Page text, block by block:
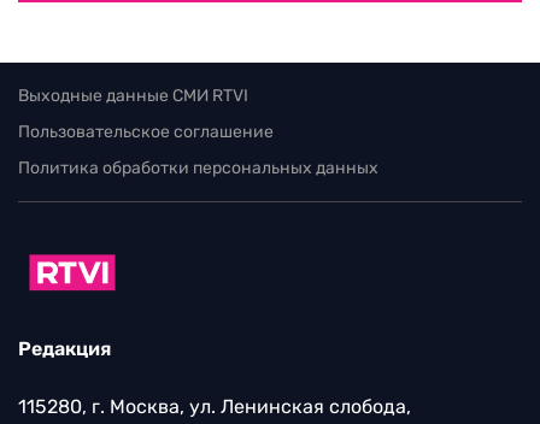
Выходные данные СМИ RTVI
Пользовательское соглашение
Политика обработки персональных данных
Редакция
115280, г. Москва, ул. Ленинская слобода,